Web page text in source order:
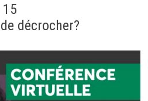
décrocher?